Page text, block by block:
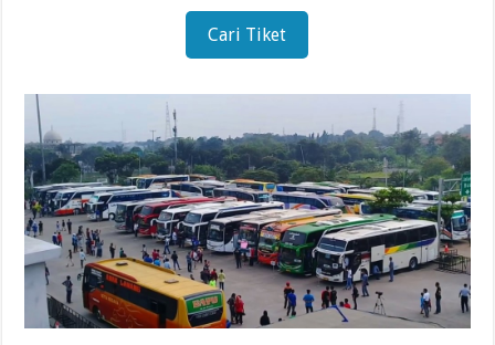
Cari Tiket